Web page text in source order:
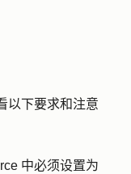
以下要求和注意
中必须设置为